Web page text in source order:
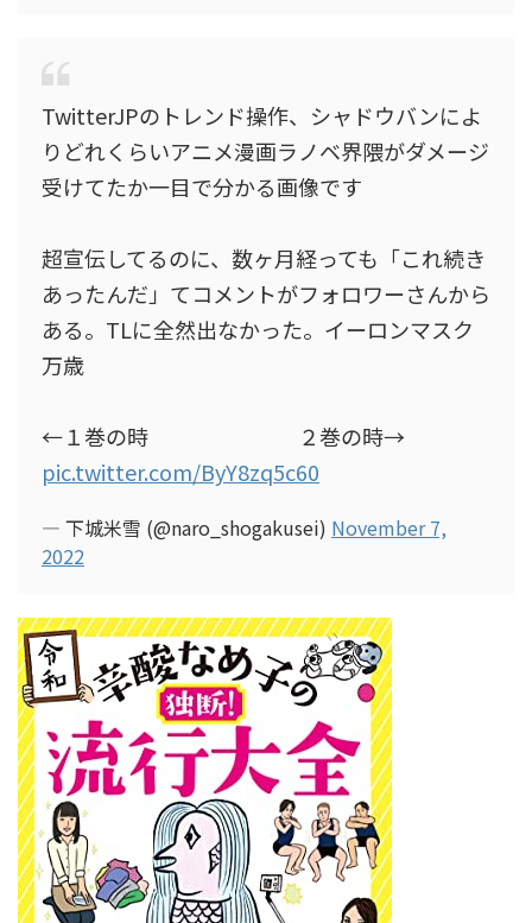
TwitterJPのトレンド操作、シャドウバンによ
りどれくらいアニメ漫画ラノベ界隈がダメージ
受けてたか一目で分かる画像です
超宣伝してるのに、数ヶ月経っても「これ続き
あったんだ」てコメントがフォロワーさんから
ある。TLに全然出なかった。イーロンマスク
万歳
←１巻の時 ２巻の時→
pic.twitter.com/ByY8zq5c60
— 下城米雪 (@naro_shogakusei) November 7,
2022